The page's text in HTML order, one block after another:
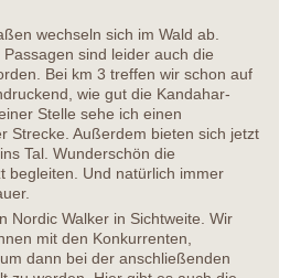
wechseln sich im Wald ab.
sind leider auch die
Bei km 3 treffen wir schon auf
wie gut die Kandahar-
Stelle sehe ich einen
Strecke. Außerdem bieten sich jetzt
Tal. Wunderschön die
begleiten. Und natürlich immer
Nordic Walker in Sichtweite. Wir
mit den Konkurrenten,
dann bei der anschließenden